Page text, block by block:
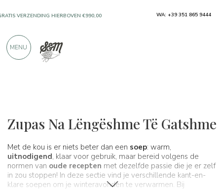
Zupas Na Lëngëshme Të Gatshme
Met de kou is er niets beter dan een soep: warm,
uitnodigend, klaar voor gebruik, maar bereid volgens de
normen van oude recepten met dezelfde passie die je er zelf
in zou stoppen! In deze sectie vind je verschillende kant-en-
klare soepen om je winteravonden te verwarmen. Bij
DAN 900 POSITIEVE RECENSIES
WA: +39 351 865 9444
MENU